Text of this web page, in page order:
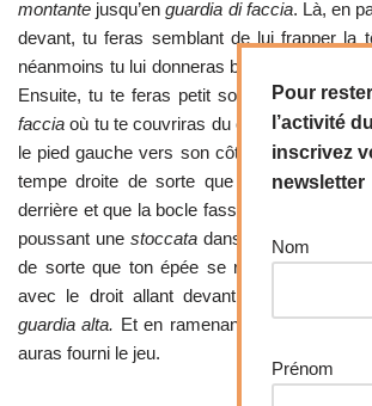
montante jusqu’enguardia di faccia. Là, en
devant, tu feras semblant de lui frapper la
néanmoins tu lui donneras bien de celui-ci à
Ensuite, tu te feras petit sous ton épée en
facciaoù tu te couvriras du coup ennemi. Là,
le pied gauche vers son côté droit, tu lui
tempe droite de sorte que le pied droit
derrière et que la bocle fasse bonne garde
poussant unestoccata dans la face, tu
de sorte que ton épée se repose encoda
avec le droit allant devant, tu feras un
guardia alta. Et en ramenant le pied droit
auras fourni le jeu.
Pour
l’activité
inscrivez
newsletter
Nom
Prénom